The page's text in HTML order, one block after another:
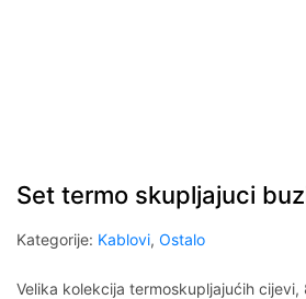
Set termo skupljajuci
Kategorije: Kablovi, Ostalo
Velika kolekcija termoskupljajućih